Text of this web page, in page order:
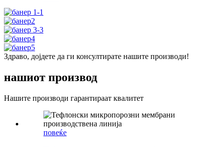
Здраво, дојдете да ги консултирате нашите производи!
нашиот производ
Нашите производи гарантираат квалитет
повеќе